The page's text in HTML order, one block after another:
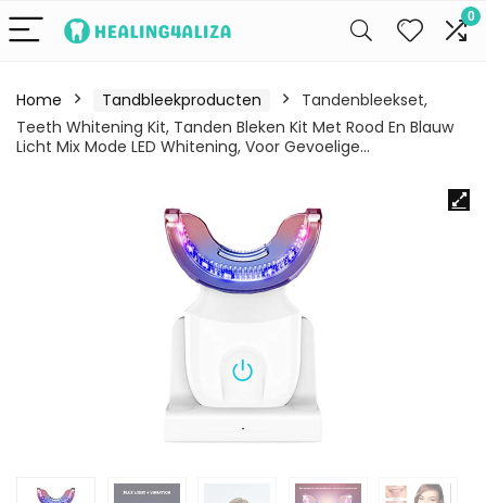
0
Home Tandbleekproducten
Tandenbleekset,
Teeth Whitening Kit, Tanden Bleken Kit Met Rood En Blauw
Licht Mix Mode LED Whitening, Voor Gevoelige…